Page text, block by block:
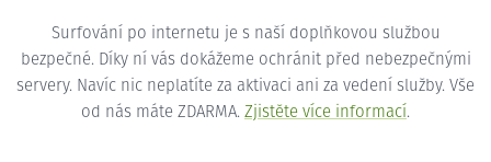
Surfování po internetu je s naší doplňkovou službou
bezpečné. Díky ní vás dokážeme ochránit před nebezpečnými
servery. Navíc nic neplatíte za aktivaci ani za vedení služby. Vše
od nás máte ZDARMA. Zjistěte více informací.